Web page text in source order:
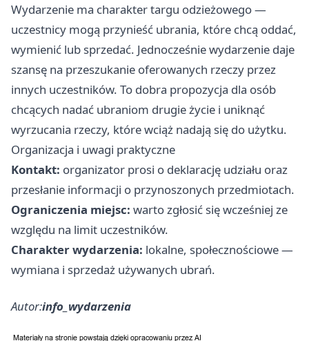
Wydarzenie ma charakter targu odzieżowego —
uczestnicy mogą przynieść ubrania, które chcą oddać,
wymienić lub sprzedać. Jednocześnie wydarzenie daje
szansę na przeszukanie oferowanych rzeczy przez
innych uczestników. To dobra propozycja dla osób
chcących nadać ubraniom drugie życie i uniknąć
wyrzucania rzeczy, które wciąż nadają się do użytku.
Organizacja i uwagi praktyczne
Kontakt: organizator prosi o deklarację udziału oraz
przesłanie informacji o przynoszonych przedmiotach.
Ograniczenia miejsc: warto zgłosić się wcześniej ze
względu na limit uczestników.
Charakter wydarzenia: lokalne, społecznościowe —
wymiana i sprzedaż używanych ubrań.
Autor:info_wydarzenia